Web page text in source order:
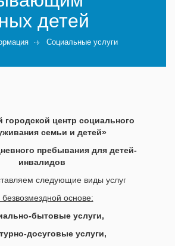
детей
Социальные услуги
городской центр социального
семьи и детей»
пребывания для детей-
инвалидов
следующие виды услуг
безвозмездной основе:
бытовые услуги,
досуговые услуги,